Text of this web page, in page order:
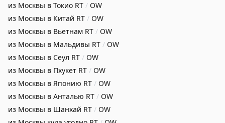
из Москвы в Токио RT / OW
из Москвы в Китай RT / OW
из Москвы в Вьетнам RT / OW
из Москвы в Мальдивы RT / OW
из Москвы в Сеул RT / OW
из Москвы в Пхукет RT / OW
из Москвы в Японию RT / OW
из Москвы в Анталью RT / OW
из Москвы в Шанхай RT / OW